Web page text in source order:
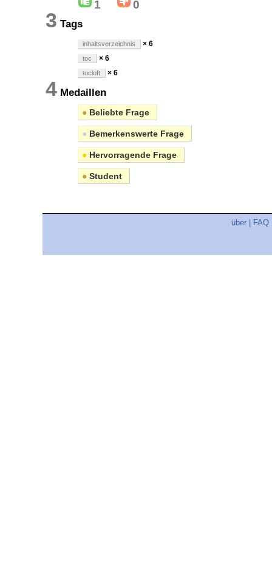
1 0
3 Tags
inhaltsverzeichnis × 6
toc × 6
tocloft × 6
4 Medaillen
● Beliebte Frage
● Bemerkenswerte Frage
● Hervorragende Frage
● Student
über FAQ